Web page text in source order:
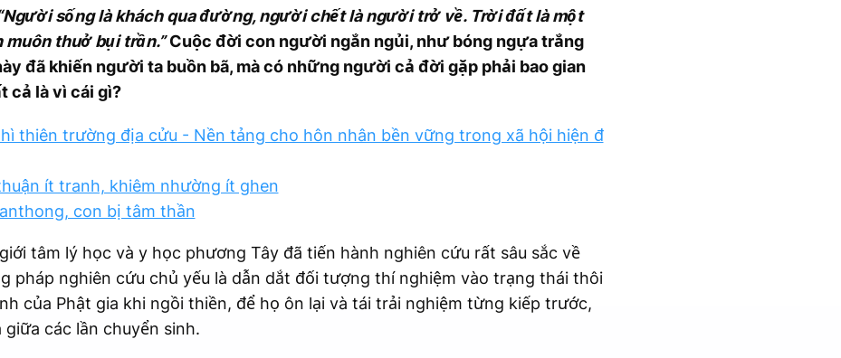
sống là khách qua đường, người chết là người trở về. Trời đất là một
thuở bụi trần.”Cuộc đời con người ngắn ngủi, như bóng ngựa trắng
đã khiến người ta buồn bã, mà có những người cả đời gặp phải bao gian
cả là vì cái gì?
thiên trường địa cửu - Nền tảng cho hôn nhân bền vững trong xã hội hiện đ
ít tranh, khiêm nhường ít ghen
con bị tâm thần
tâm lý học và y học phương Tây đã tiến hành nghiên cứu rất sâu sắc về
pháp nghiên cứu chủ yếu là dẫn dắt đối tượng thí nghiệm vào trạng thái thôi
của Phật gia khi ngồi thiền, để họ ôn lại và tái trải nghiệm từng kiếp trước,
các lần chuyển sinh.